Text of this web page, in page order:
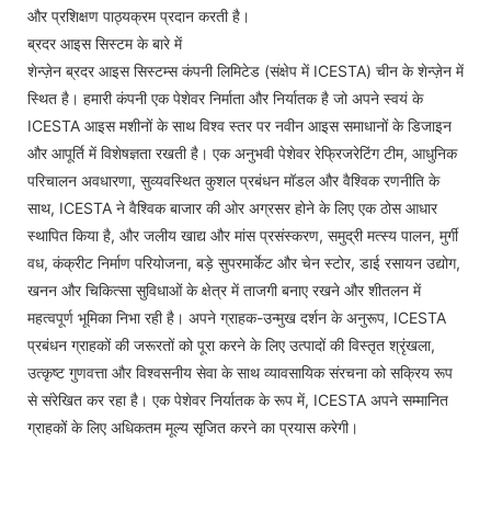
और प्रशिक्षण पाठ्यक्रम प्रदान करती है।
ब्रदर आइस सिस्टम के बारे में
शेन्ज़ेन ब्रदर आइस सिस्टम्स कंपनी लिमिटेड (संक्षेप में ICESTA) चीन के शेन्ज़ेन में
स्थित है। हमारी कंपनी एक पेशेवर निर्माता और निर्यातक है जो अपने स्वयं के
ICESTA आइस मशीनों के साथ विश्व स्तर पर नवीन आइस समाधानों के डिजाइन
और आपूर्ति में विशेषज्ञता रखती है। एक अनुभवी पेशेवर रेफ्रिजरेटिंग टीम, आधुनिक
परिचालन अवधारणा, सुव्यवस्थित कुशल प्रबंधन मॉडल और वैश्विक रणनीति के
साथ, ICESTA ने वैश्विक बाजार की ओर अग्रसर होने के लिए एक ठोस आधार
स्थापित किया है, और जलीय खाद्य और मांस प्रसंस्करण, समुद्री मत्स्य पालन, मुर्गी
वध, कंक्रीट निर्माण परियोजना, बड़े सुपरमार्केट और चेन स्टोर, डाई रसायन उद्योग,
खनन और चिकित्सा सुविधाओं के क्षेत्र में ताजगी बनाए रखने और शीतलन में
महत्वपूर्ण भूमिका निभा रही है। अपने ग्राहक-उन्मुख दर्शन के अनुरूप, ICESTA
प्रबंधन ग्राहकों की जरूरतों को पूरा करने के लिए उत्पादों की विस्तृत श्रृंखला,
उत्कृष्ट गुणवत्ता और विश्वसनीय सेवा के साथ व्यावसायिक संरचना को सक्रिय रूप
से संरेखित कर रहा है। एक पेशेवर निर्यातक के रूप में, ICESTA अपने सम्मानित
ग्राहकों के लिए अधिकतम मूल्य सृजित करने का प्रयास करेगी।